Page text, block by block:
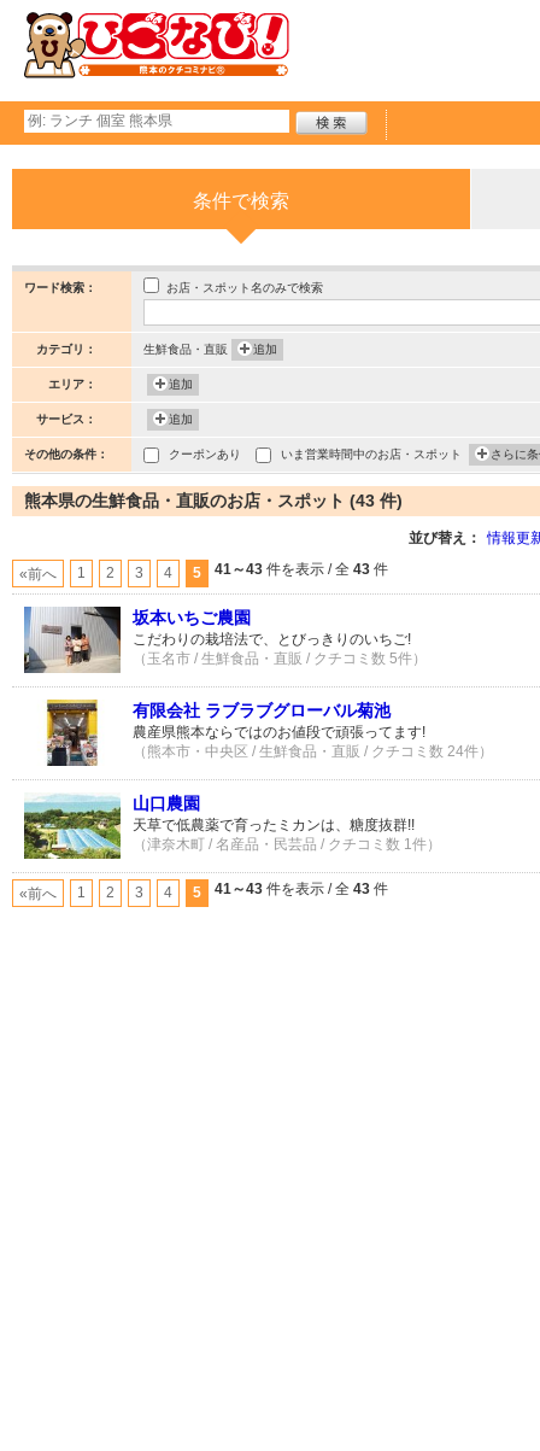
条件で検索
ワード検索： お店・スポット名のみで検索
カテゴリ： 生鮮食品・直販 追加
エリア： 追加
サービス： 追加
その他の条件： クーポンあり いま営業時間中のお店・スポット さらに
熊本県の生鮮食品・直販のお店・スポット (43 件)
並び替え： 情報更
«前へ 1 2 3 4 5 41～43 件を表示 / 全 43 件
坂本いちご農園
こだわりの栽培法で、とびっきりのいちご!
（玉名市 / 生鮮食品・直販 / クチコミ数 5件）
有限会社 ラブラブグローバル菊池
農産県熊本ならではのお値段で頑張ってます!
（熊本市・中央区 / 生鮮食品・直販 / クチコミ数 24件）
山口農園
天草で低農薬で育ったミカンは、糖度抜群!!
（津奈木町 / 名産品・民芸品 / クチコミ数 1件）
«前へ 1 2 3 4 5 41～43 件を表示 / 全 43 件